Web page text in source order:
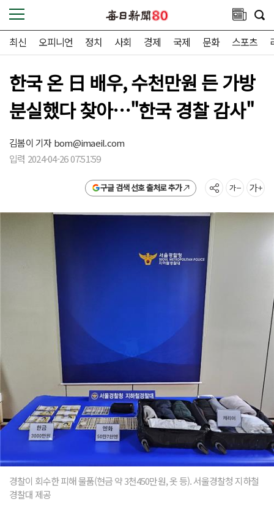
최신 오피니언 정치 사회 경제 국제 문화 스포츠
한국 온 日 배우, 수천만원 든 가방
분실했다 찾아…"한국 경찰 감사"
김봄이 기자bom@imaeil.com
입력 2024-04-26 07:51:59
구글 검색 선호 출처로 추가
경찰이 회수한 피해 물품(현금 약 3천450만원, 옷 등). 서울경찰청 지하철
경찰대 제공